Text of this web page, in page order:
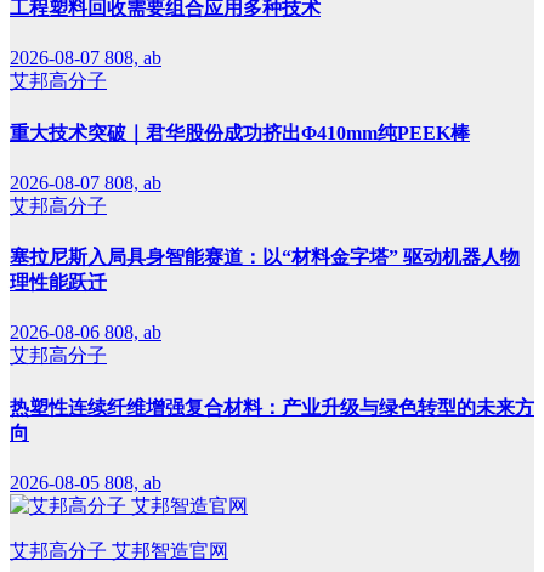
工程塑料回收需要组合应用多种技术
2026-08-07 808, ab
艾邦高分子
重大技术突破｜君华股份成功挤出Φ410mm纯PEEK棒
2026-08-07 808, ab
艾邦高分子
塞拉尼斯入局具身智能赛道：以“材料金字塔” 驱动机器人物
理性能跃迁
2026-08-06 808, ab
艾邦高分子
热塑性连续纤维增强复合材料：产业升级与绿色转型的未来方
向
2026-08-05 808, ab
艾邦高分子 艾邦智造官网